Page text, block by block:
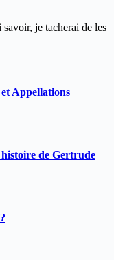
savoir, je tacherai de les
Appellations
de Gertrude